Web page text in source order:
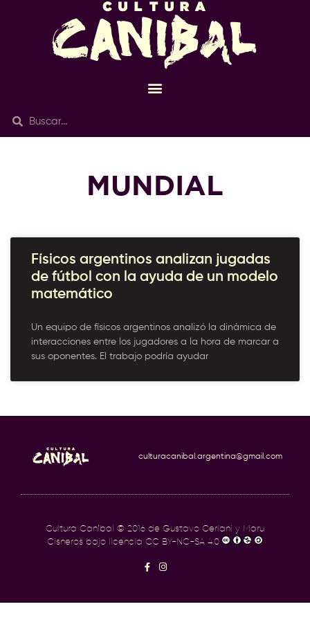
MUNDIAL
Físicos argentinos analizan jugadas
de fútbol con la ayuda de un modelo
matemático
Un equipo de físicos argentinos analizó la dinámica de
interacciones entre los jugadores a la hora de marcar a
sus oponentes. El trabajo podría ayudar
culturacanibal.argentina@gmail.com
Cultura Caníbal
© 2016 de Gustavo Ceriani y Maru
Cisneros bajo licenciaCC BY-NC-SA 4.0